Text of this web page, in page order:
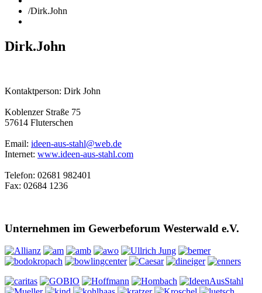
/Dirk.John
Dirk.John
Kontaktperson: Dirk John
Koblenzer Straße 75
57614 Fluterschen
Email: ideen-aus-stahl@web.de
Internet: www.ideen-aus-stahl.com
Telefon: 02681 982401
Fax: 02684 1236
Unternehmen im Gewerbeforum Westerwald e.V.